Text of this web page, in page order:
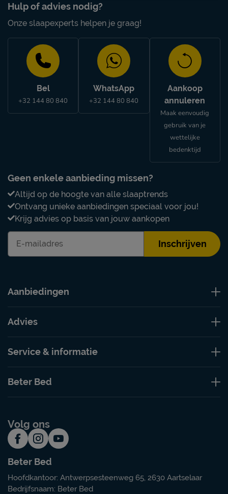
Hulp of advies nodig?
Onze slaapexperts helpen je graag!
Bel
+32 144 80 840
WhatsApp
+32 144 80 840
Aankoop
annuleren
Maak eenvoudig
gebruik van je
wettelijke
bedenktijd
Geen enkele aanbieding missen?
Altijd op de hoogte van alle slaaptrends
Ontvang unieke aanbiedingen speciaal voor jou!
Krijg advies op basis van jouw aankopen
Inschrijven
Aanbiedingen
Advies
Service & informatie
Beter Bed
Volg ons
Beter Bed
Hoofdkantoor: Antwerpsesteenweg 65, 2630 Aartselaar
Bedrijfsnaam: Beter Bed